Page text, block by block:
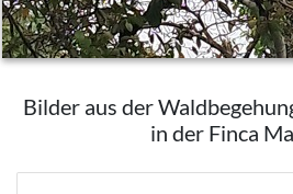
Bilder aus der
in der Finca